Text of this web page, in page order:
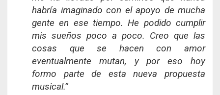
habría imaginado con el apoyo de mucha
gente en ese tiempo. He podido cumplir
mis sueños poco a poco. Creo que las
cosas que se hacen con amor
eventualmente mutan, y por eso hoy
formo parte de esta nueva propuesta
musical.”